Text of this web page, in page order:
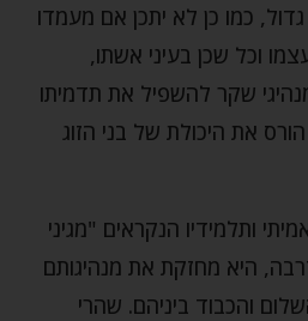
כמו כן לא יתכן אם מעמדו
וכל שכן בעיני אשתו,
שקר להשפיל את תדמיתו
את היכולת של בני הזוג
ותלמידיו הנקראים "מגיני
היא מחזקת את מנהיגותם
והכבוד ביניהם. שהרי